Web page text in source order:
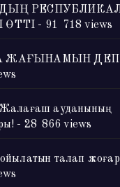
- 91 718 views
ЖАҒЫНАМЫН
Жалағаш ауданының
- 28 866 views
талап